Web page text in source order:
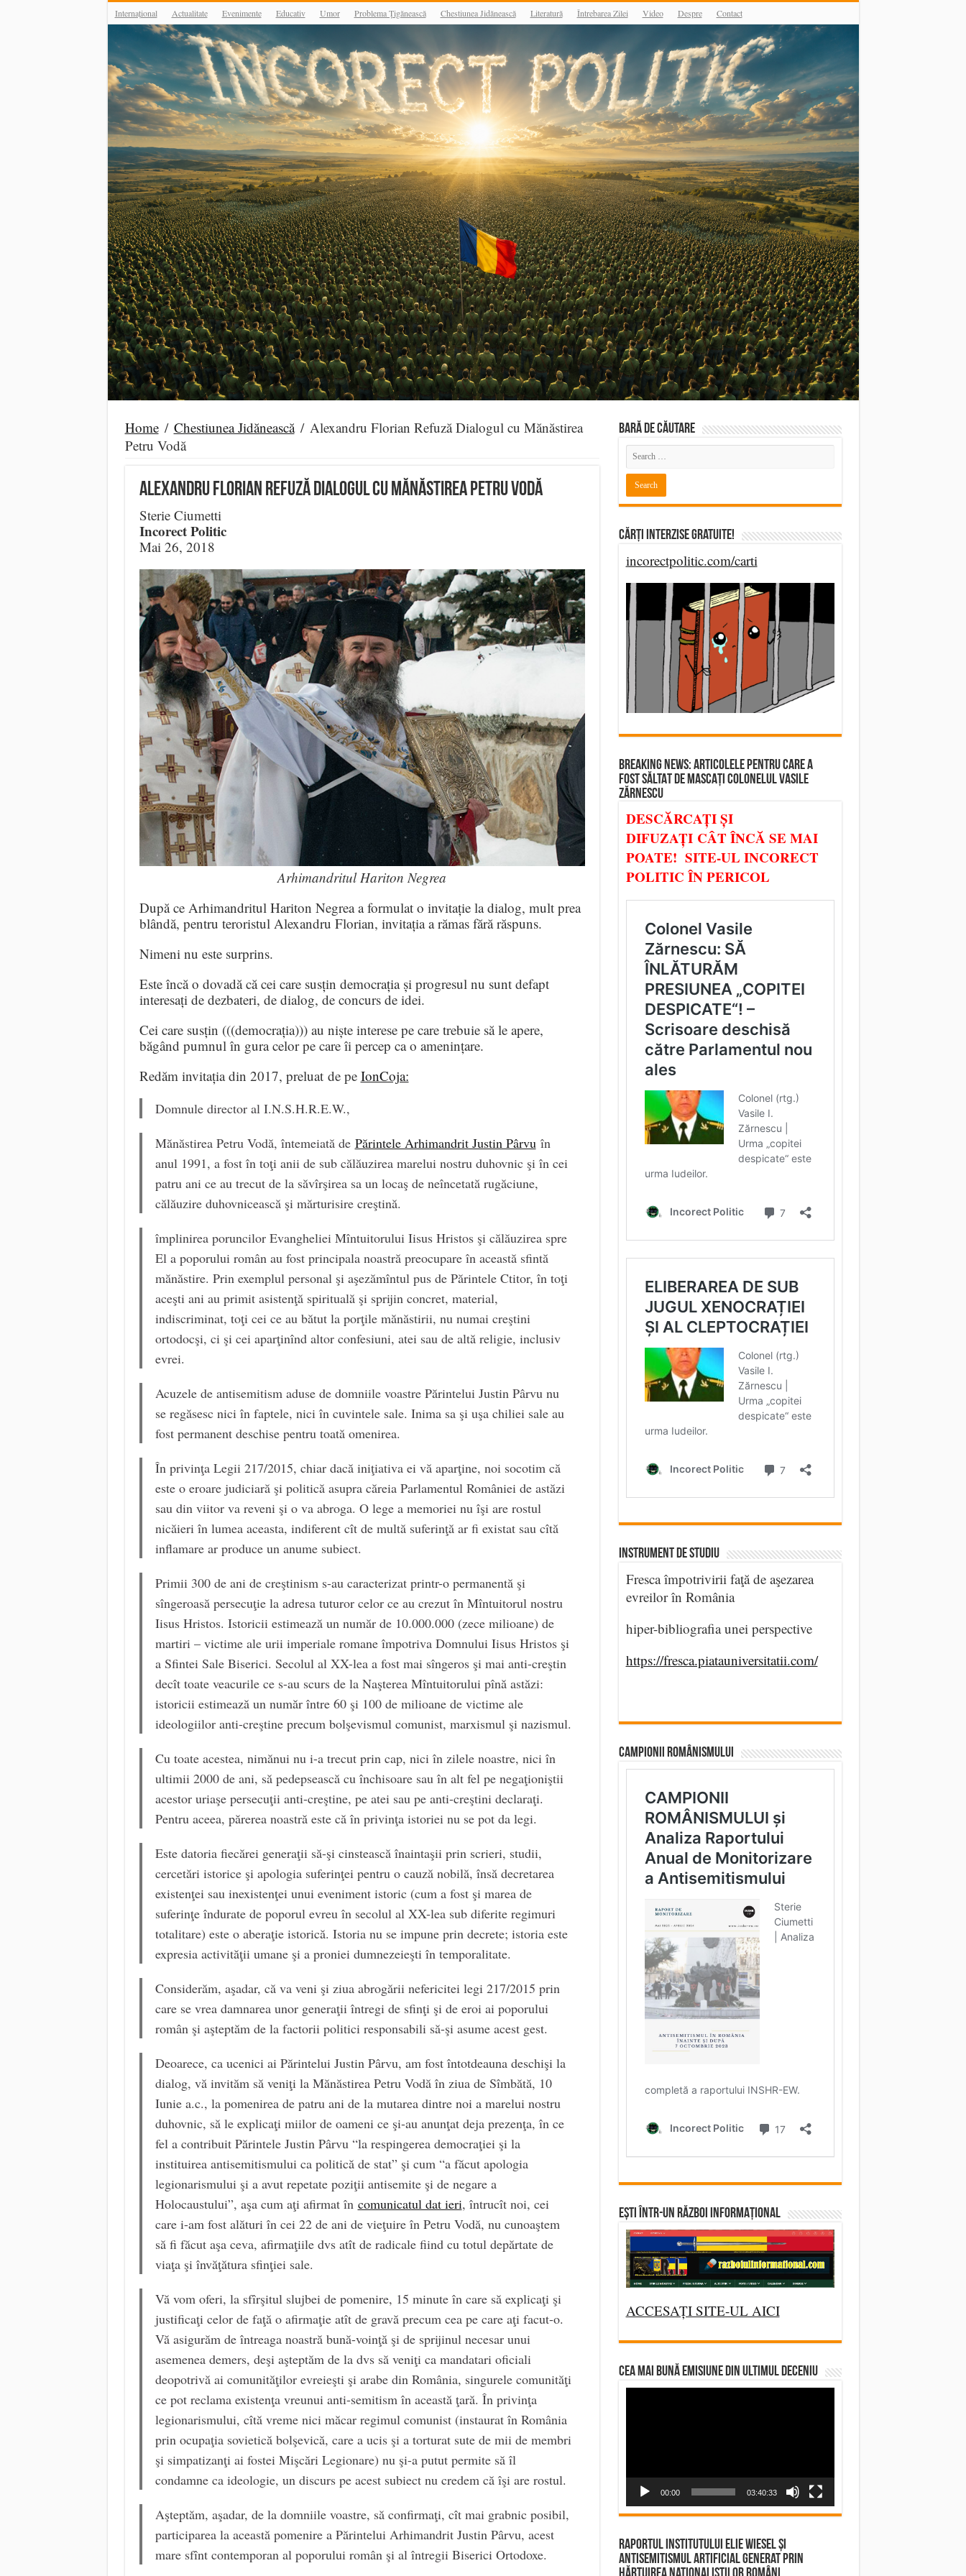
Internațional Actualitate Evenimente Educativ Umor Problema Țigănească Chestiunea Jidănească Literatură Întrebarea Zilei Video Despre Contact
Home / Chestiunea Jidănească / Alexandru Florian Refuză Dialogul cu Mănăstirea
Petru Vodă
Alexandru Florian Refuză Dialogul cu Mănăstirea Petru Vodă
Sterie Ciumetti
Incorect Politic
Mai 26, 2018
Arhimandritul Hariton Negrea
După ce Arhimandritul Hariton Negrea a formulat o invitație la dialog, mult prea
blândă, pentru teroristul Alexandru Florian, invitația a rămas fără răspuns.
Nimeni nu este surprins.
Este încă o dovadă că cei care susțin democrația și progresul nu sunt defapt
interesați de dezbateri, de dialog, de concurs de idei.
Cei care susțin (((democrația))) au niște interese pe care trebuie să le apere,
băgând pumnul în gura celor pe care îi percep ca o amenințare.
Redăm invitația din 2017, preluat de pe IonCoja:
Domnule director al I.N.S.H.R.E.W.,
Mănăstirea Petru Vodă, întemeiată de Părintele Arhimandrit Justin Pârvuîn
anul 1991, a fost în toţi anii de sub călăuzirea marelui nostru duhovnic şi în cei
patru ani ce au trecut de la săvîrşirea sa un locaş de neîncetată rugăciune,
călăuzire duhovnicească şi mărturisire creştină.
împlinirea poruncilor Evangheliei Mîntuitorului Iisus Hristos şi călăuzirea spre
El a poporului român au fost principala noastră preocupare în această sfintă
mănăstire. Prin exemplul personal şi aşezămîntul pus de Părintele Ctitor, în toţi
aceşti ani au primit asistenţă spirituală şi sprijin concret, material,
indiscriminat, toţi cei ce au bătut la porţile mănăstirii, nu numai creştini
ortodocşi, ci şi cei aparţinînd altor confesiuni, atei sau de altă religie, inclusiv
evrei.
Acuzele de antisemitism aduse de domniile voastre Părintelui Justin Pârvu nu
se regăsesc nici în faptele, nici în cuvintele sale. Inima sa şi uşa chiliei sale au
fost permanent deschise pentru toată omenirea.
În privinţa Legii 217/2015, chiar dacă iniţiativa ei vă aparţine, noi socotim că
este o eroare judiciară şi politică asupra căreia Parlamentul României de astăzi
sau din viitor va reveni şi o va abroga. O lege a memoriei nu îşi are rostul
nicăieri în lumea aceasta, indiferent cît de multă suferinţă ar fi existat sau cîtă
inflamare ar produce un anume subiect.
Primii 300 de ani de creştinism s-au caracterizat printr-o permanentă şi
sîngeroasă persecuţie la adresa tuturor celor ce au crezut în Mîntuitorul nostru
Iisus Hristos. Istoricii estimează un număr de 10.000.000 (zece milioane) de
martiri – victime ale urii imperiale romane împotriva Domnului Iisus Hristos şi
a Sfintei Sale Biserici. Secolul al XX-lea a fost mai sîngeros şi mai anti-creştin
decît toate veacurile ce s-au scurs de la Naşterea Mîntuitorului pînă astăzi:
istoricii estimează un număr între 60 şi 100 de milioane de victime ale
ideologiilor anti-creştine precum bolşevismul comunist, marxismul şi nazismul.
Cu toate acestea, nimănui nu i-a trecut prin cap, nici în zilele noastre, nici în
ultimii 2000 de ani, să pedepsească cu închisoare sau în alt fel pe negaţioniştii
acestor uriaşe persecuţii anti-creştine, pe atei sau pe anti-creştini declaraţi.
Pentru aceea, părerea noastră este că în privinţa istoriei nu se pot da legi.
Este datoria fiecărei generaţii să-şi cinstească înaintaşii prin scrieri, studii,
cercetări istorice şi apologia suferinţei pentru o cauză nobilă, însă decretarea
existenţei sau inexistenţei unui eveniment istoric (cum a fost şi marea de
suferinţe îndurate de poporul evreu în secolul al XX-lea sub diferite regimuri
totalitare) este o aberaţie istorică. Istoria nu se impune prin decrete; istoria este
expresia activităţii umane şi a proniei dumnezeieşti în temporalitate.
Considerăm, aşadar, că va veni şi ziua abrogării nefericitei legi 217/2015 prin
care se vrea damnarea unor generaţii întregi de sfinţi şi de eroi ai poporului
român şi aşteptăm de la factorii politici responsabili să-şi asume acest gest.
Deoarece, ca ucenici ai Părintelui Justin Pârvu, am fost întotdeauna deschişi la
dialog, vă invităm să veniţi la Mănăstirea Petru Vodă în ziua de Sîmbătă, 10
Iunie a.c., la pomenirea de patru ani de la mutarea dintre noi a marelui nostru
duhovnic, să le explicaţi miilor de oameni ce şi-au anunţat deja prezenţa, în ce
fel a contribuit Părintele Justin Pârvu “la respingerea democraţiei şi la
instituirea antisemitismului ca politică de stat” şi cum “a făcut apologia
legionarismului şi a avut repetate poziţii antisemite şi de negare a
Holocaustului”, aşa cum aţi afirmat în comunicatul dat ieri, întrucît noi, cei
care i-am fost alături în cei 22 de ani de vieţuire în Petru Vodă, nu cunoaştem
să fi făcut aşa ceva, afirmaţiile dvs atît de radicale fiind cu totul depărtate de
viaţa şi învăţătura sfinţiei sale.
Vă vom oferi, la sfîrşitul slujbei de pomenire, 15 minute în care să explicaţi şi
justificaţi celor de faţă o afirmaţie atît de gravă precum cea pe care aţi facut-o.
Vă asigurăm de întreaga noastră bună-voinţă şi de sprijinul necesar unui
asemenea demers, deşi aşteptăm de la dvs să veniţi ca mandatari oficiali
deopotrivă ai comunităţilor evreieşti şi arabe din România, singurele comunităţi
ce pot reclama existenţa vreunui anti-semitism în această ţară. În privinţa
legionarismului, cîtă vreme nici măcar regimul comunist (instaurat în România
prin ocupaţia sovietică bolşevică, care a ucis şi a torturat sute de mii de membri
şi simpatizanţi ai fostei Mişcări Legionare) nu şi-a putut permite să îl
condamne ca ideologie, un discurs pe acest subiect nu credem că îşi are rostul.
Aşteptăm, aşadar, de la domniile voastre, să confirmaţi, cît mai grabnic posibil,
participarea la această pomenire a Părintelui Arhimandrit Justin Pârvu, acest
mare sfînt contemporan al poporului român şi al întregii Biserici Ortodoxe.
BARĂ DE CĂUTARE
Cărți Interzise Gratuite!
incorectpolitic.com/carti
BREAKING NEWS: ARTICOLELE PENTRU CARE A
FOST SĂLTAT DE MASCAȚI COLONELUL VASILE
ZĂRNESCU
DESCĂRCAȚI ȘI
DIFUZAȚI CÂT ÎNCĂ SE MAI
POATE! SITE-UL INCORECT
POLITIC ÎN PERICOL
INSTRUMENT DE STUDIU
Fresca împotrivirii faţă de aşezarea
evreilor în România
hiper-bibliografia unei perspective
https://fresca.piatauniversitatii.com/
CAMPIONII ROMÂNISMULUI
Ești într-un RĂZBOI INFORMAȚIONAL
ACCESAȚI SITE-UL AICI
CEA MAI BUNĂ EMISIUNE DIN ULTIMUL DECENIU
00:00 03:40:33
Raportul Institutului Elie Wiesel și
Antisemitismul Artificial Generat prin